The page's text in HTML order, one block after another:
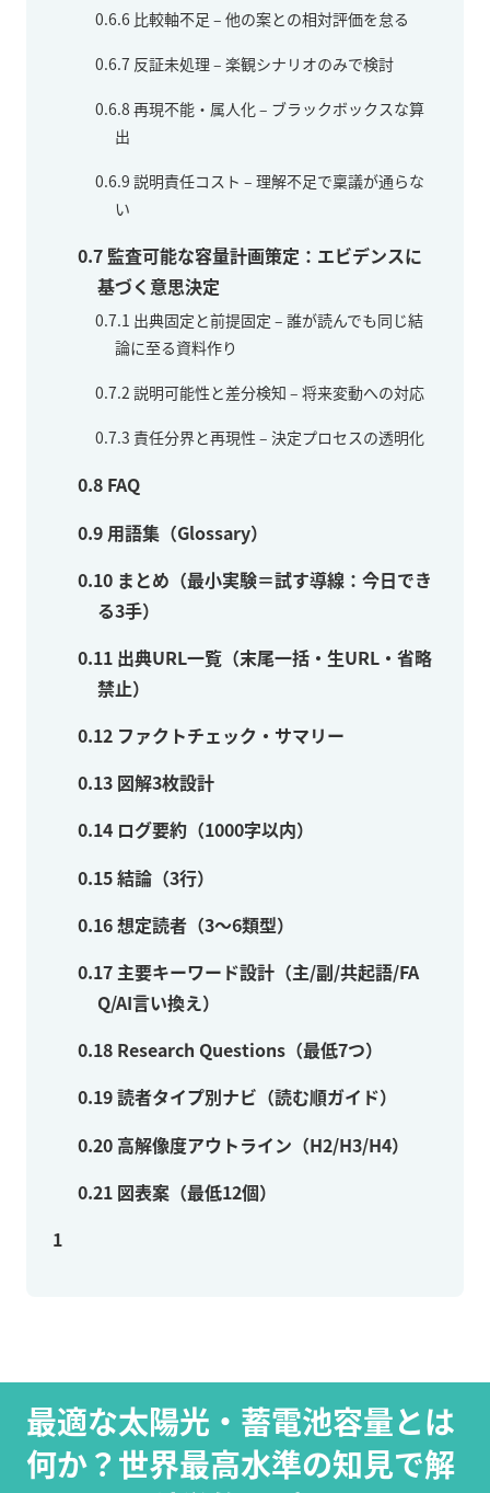
0.6.6比較軸不足 – 他の案との相対評価を怠る
0.6.7 反証未処理 – 楽観シナリオのみで検討
0.6.8 再現不能・属人化 – ブラックボックスな算
出
0.6.9 説明責任コスト – 理解不足で稟議が通らな
い
0.7監査可能な容量計画策定：エビデンスに
基づく意思決定
0.7.1 出典固定と前提固定 – 誰が読んでも同じ結
論に至る資料作り
0.7.2 説明可能性と差分検知 – 将来変動への対応
0.7.3 責任分界と再現性 – 決定プロセスの透明化
0.8FAQ
0.9用語集（Glossary）
0.10まとめ（最小実験＝試す導線：今日でき
る3手）
0.11出典URL一覧（末尾一括・生URL・省略
禁止）
0.12ファクトチェック・サマリー
0.13図解3枚設計
0.14ログ要約（1000字以内）
0.15結論（3行）
0.16想定読者（3〜6類型）
0.17主要キーワード設計（主/副/共起語/FA
Q/AI言い換え）
0.18Research Questions（最低7つ）
0.19読者タイプ別ナビ（読む順ガイド）
0.20高解像度アウトライン（H2/H3/H4）
0.21図表案（最低12個）
1
最適な太陽光・蓄電池容量とは
何か？世界最高水準の知見で解